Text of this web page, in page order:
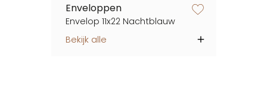
Enveloppen
Envelop 11x22 Nachtblauw
Bekijk alle